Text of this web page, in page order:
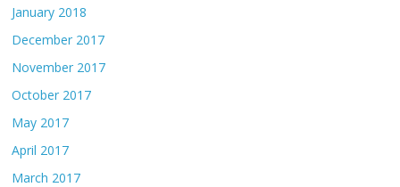
January 2018
December 2017
November 2017
October 2017
May 2017
April 2017
March 2017